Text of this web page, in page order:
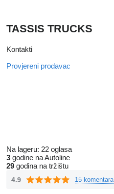
TASSIS TRUCKS
Kontakti
Provjereni prodavac
Na lageru: 22 oglasa
3 godine na Autoline
29 godina na tržištu
4.9 15 komentara